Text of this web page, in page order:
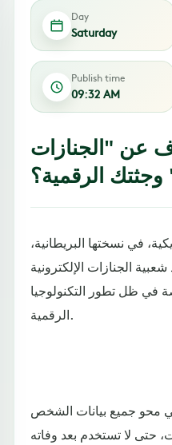
Day
Saturday
Publish time
09:32 AM
عن "الجنازات
وجثتك الرقمية؟
في نسختها البريطانية،
الجنازات الإلكترونية
في ظل تطور التكنولوجيا
الرقمية.
محو جميع بيانات الشخص